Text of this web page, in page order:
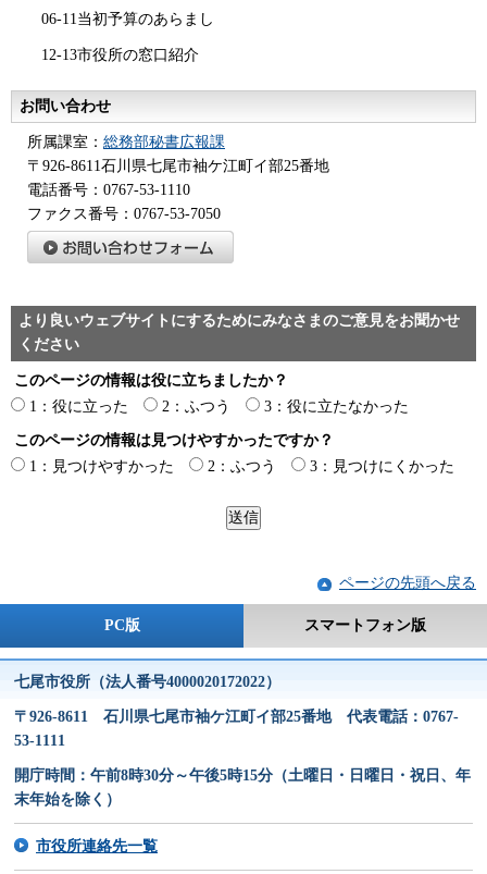
06-11当初予算のあらまし
12-13市役所の窓口紹介
お問い合わせ
所属課室： 総務部秘書広報課
〒926-8611石川県七尾市袖ケ江町イ部25番地
電話番号：0767-53-1110
ファクス番号：0767-53-7050
より良いウェブサイトにするためにみなさまのご意見をお聞かせ
ください
このページの情報は役に立ちましたか？
1：役に立った
2：ふつう 3：役に立たなかった
このページの情報は見つけやすかったですか？
1：見つけやすかった
2：ふつう 3：見つけにくかった
ページの先頭へ戻る
PC版 スマートフォン版
七尾市役所（法人番号4000020172022）
〒926-8611 石川県七尾市袖ケ江町イ部25番地 代表電話：0767-
53-1111
開庁時間：午前8時30分～午後5時15分（土曜日・日曜日・祝日、年
末年始を除く）
市役所連絡先一覧